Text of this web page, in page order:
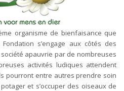
organisme de bienfaisance que
s’engage aux côtés des
apauvrie par de nombreuses
activités ludiques attendent
pourront entre autres prendre soin
et s’occuper des oiseaux de